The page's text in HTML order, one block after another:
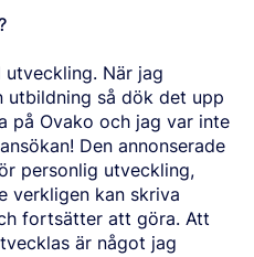
KRAVSTÅNG
RÖR
OCH RÖR
CENTER
OCH ÅTERVUNNET
& ÖVERVAKNING
UTVECKLING
INOM SPECIALSTÅL
English Suomi
När jag
utbildning så dök det upp
på Ovako och jag var inte
Den annonserade
personlig utveckling,
verkligen kan skriva
fortsätter att göra. Att
är något jag